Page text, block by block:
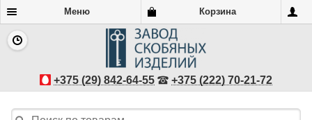
Меню Корзина
+375 (29) 842-64-55 +375 (222) 70-21-72